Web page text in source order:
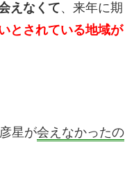
えなくて、来年に期
とされている地域が
星が会えなかったの